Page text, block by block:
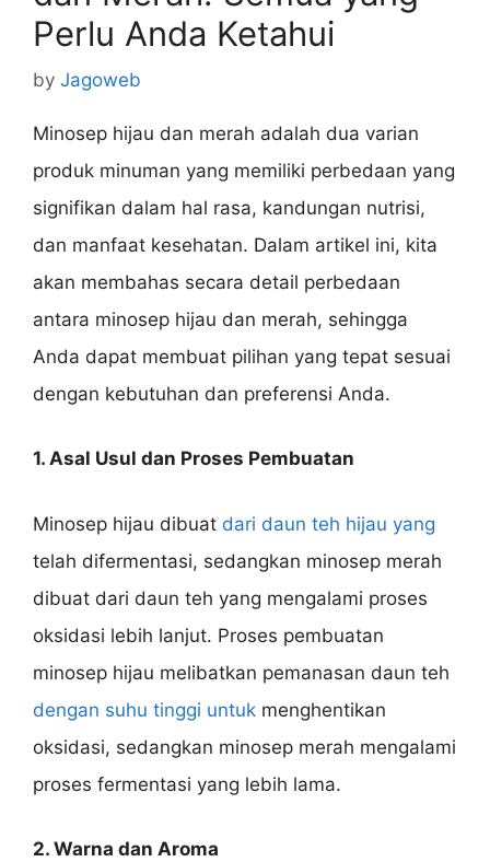
Perlu Anda Ketahui
by Jagoweb
Minosep hijau dan merah adalah dua varian
produk minuman yang memiliki perbedaan yang
signifikan dalam hal rasa, kandungan nutrisi,
dan manfaat kesehatan. Dalam artikel ini, kita
akan membahas secara detail perbedaan
antara minosep hijau dan merah, sehingga
Anda dapat membuat pilihan yang tepat sesuai
dengan kebutuhan dan preferensi Anda.
1. Asal Usul dan Proses Pembuatan
Minosep hijau dibuat dari daun teh hijau yang
telah difermentasi, sedangkan minosep merah
dibuat dari daun teh yang mengalami proses
oksidasi lebih lanjut. Proses pembuatan
minosep hijau melibatkan pemanasan daun teh
dengan suhu tinggi untuk menghentikan
oksidasi, sedangkan minosep merah mengalami
proses fermentasi yang lebih lama.
2. Warna dan Aroma